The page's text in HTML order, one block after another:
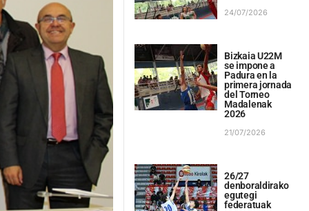
24/07/2026
Bizkaia U22M
se impone a
Padura en la
primera jornada
del Torneo
Madalenak
2026
21/07/2026
26/27
denboraldirako
egutegi
federatuak